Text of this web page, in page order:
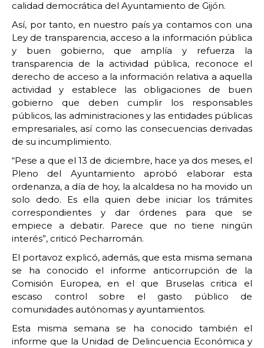
calidad democrática del Ayuntamiento de Gijón.
Así, por tanto, en nuestro país ya contamos con una
Ley de transparencia, acceso a la información pública
y buen gobierno, que amplía y refuerza la
transparencia de la actividad pública, reconoce el
derecho de acceso a la información relativa a aquella
actividad y establece las obligaciones de buen
gobierno que deben cumplir los responsables
públicos, las administraciones y las entidades públicas
empresariales, así como las consecuencias derivadas
de su incumplimiento.
“Pese a que el 13 de diciembre, hace ya dos meses, el
Pleno del Ayuntamiento aprobó elaborar esta
ordenanza, a día de hoy, la alcaldesa no ha movido un
solo dedo. Es ella quien debe iniciar los trámites
correspondientes y dar órdenes para que se
empiece a debatir. Parece que no tiene ningún
interés”, criticó Pecharromán.
El portavoz explicó, además, que esta misma semana
se ha conocido el informe anticorrupción de la
Comisión Europea, en el que Bruselas critica el
escaso control sobre el gasto público de
comunidades autónomas y ayuntamientos.
Esta misma semana se ha conocido también el
informe que la Unidad de Delincuencia Económica y